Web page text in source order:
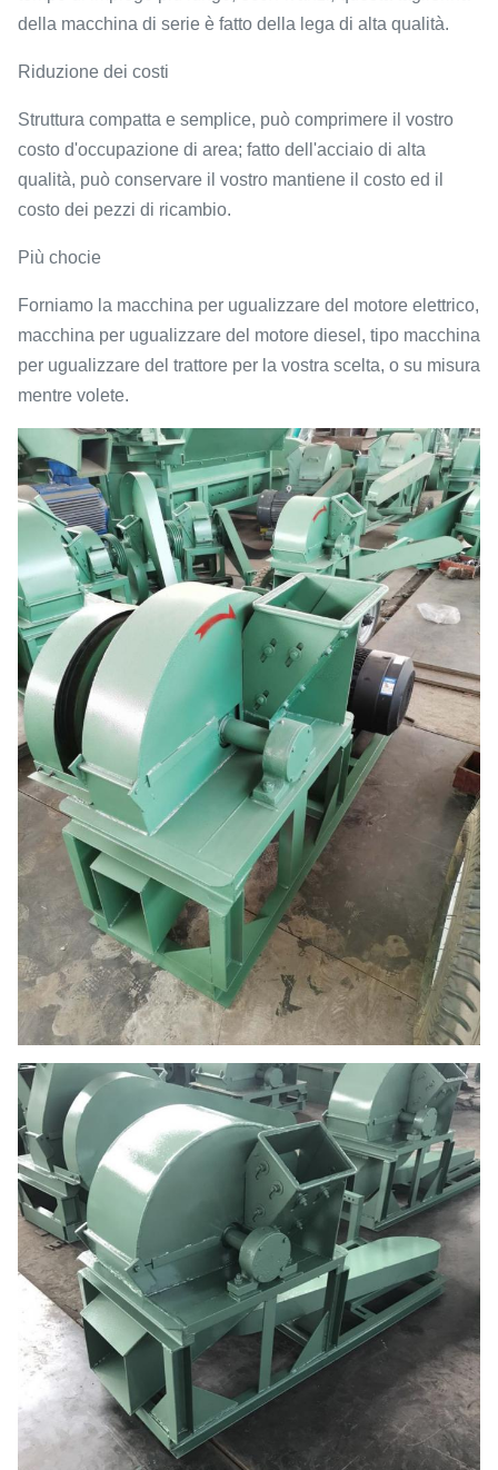
della macchina di serie è fatto della lega di alta qualità.
Riduzione dei costi
Struttura compatta e semplice, può comprimere il vostro
costo d'occupazione di area; fatto dell'acciaio di alta
qualità, può conservare il vostro mantiene il costo ed il
costo dei pezzi di ricambio.
Più chocie
Forniamo la macchina per ugualizzare del motore elettrico,
macchina per ugualizzare del motore diesel, tipo macchina
per ugualizzare del trattore per la vostra scelta, o su misura
mentre volete.